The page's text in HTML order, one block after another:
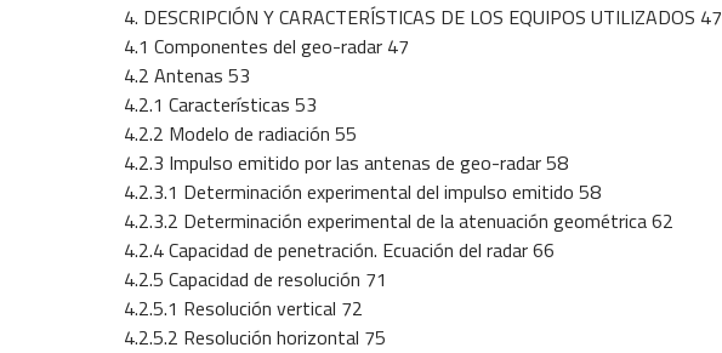
4. DESCRIPCIÓN Y CARACTERÍSTICAS DE LOS EQUIPOS UTILIZADOS 47
4.1 Componentes del geo-radar 47
4.2 Antenas 53
4.2.1 Características 53
4.2.2 Modelo de radiación 55
4.2.3 Impulso emitido por las antenas de geo-radar 58
4.2.3.1 Determinación experimental del impulso emitido 58
4.2.3.2 Determinación experimental de la atenuación geométrica 62
4.2.4 Capacidad de penetración. Ecuación del radar 66
4.2.5 Capacidad de resolución 71
4.2.5.1 Resolución vertical 72
4.2.5.2 Resolución horizontal 75